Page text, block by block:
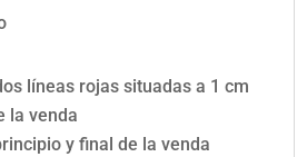
líneas rojas situadas a 1 cm
la venda
y final de la venda